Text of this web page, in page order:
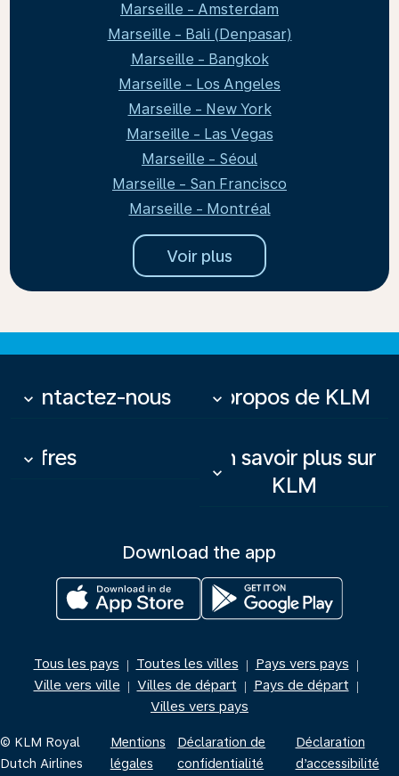
Marseille - Amsterdam
Marseille - Bali (Denpasar)
Marseille - Bangkok
Marseille - Los Angeles
Marseille - New York
Marseille - Las Vegas
Marseille - Séoul
Marseille - San Francisco
Marseille - Montréal
Voir plus
Contactez-nous
keyboard_arrow_down À propos de KLM
keyboard_arrow_down
Offres
keyboard_arrow_down
En savoir plus sur
KLM
keyboard_arrow_down
Download the app
Tous les pays | Toutes les villes | Pays vers pays |
Ville vers ville | Villes de départ | Pays de départ |
Villes vers pays
© KLM Royal
Dutch Airlines
Mentions
légales
Déclaration de
confidentialité
Déclaration
d’accessibilité